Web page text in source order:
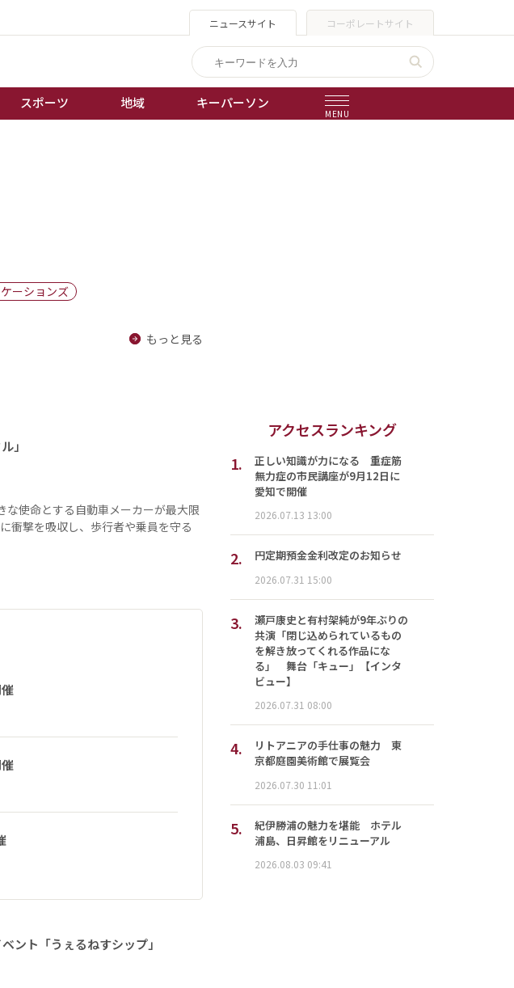
ニュースサイト コーポレートサイト
スポーツ 地域 キーパーソン
MENU
棋王戦
ーションズ
もっと見る
」
使命とする自動車メーカーが最大限
衝撃を吸収し、歩行者や乗員を守る
ント「うぇるねすシップ」
アクセスランキング
1.
正しい知識が力になる 重症筋
無力症の市民講座が9月12日に
愛知で開催
2026.07.13 13:00
2. 円定期預金金利改定のお知らせ
2026.07.31 15:00
3.
瀬戸康史と有村架純が9年ぶりの
共演「閉じ込められているもの
を解き放ってくれる作品にな
る」 舞台「キュー」【インタ
ビュー】
2026.07.31 08:00
4.
リトアニアの手仕事の魅力 東
京都庭園美術館で展覧会
2026.07.30 11:01
5.
紀伊勝浦の魅力を堪能 ホテル
浦島、日昇館をリニューアル
2026.08.03 09:41